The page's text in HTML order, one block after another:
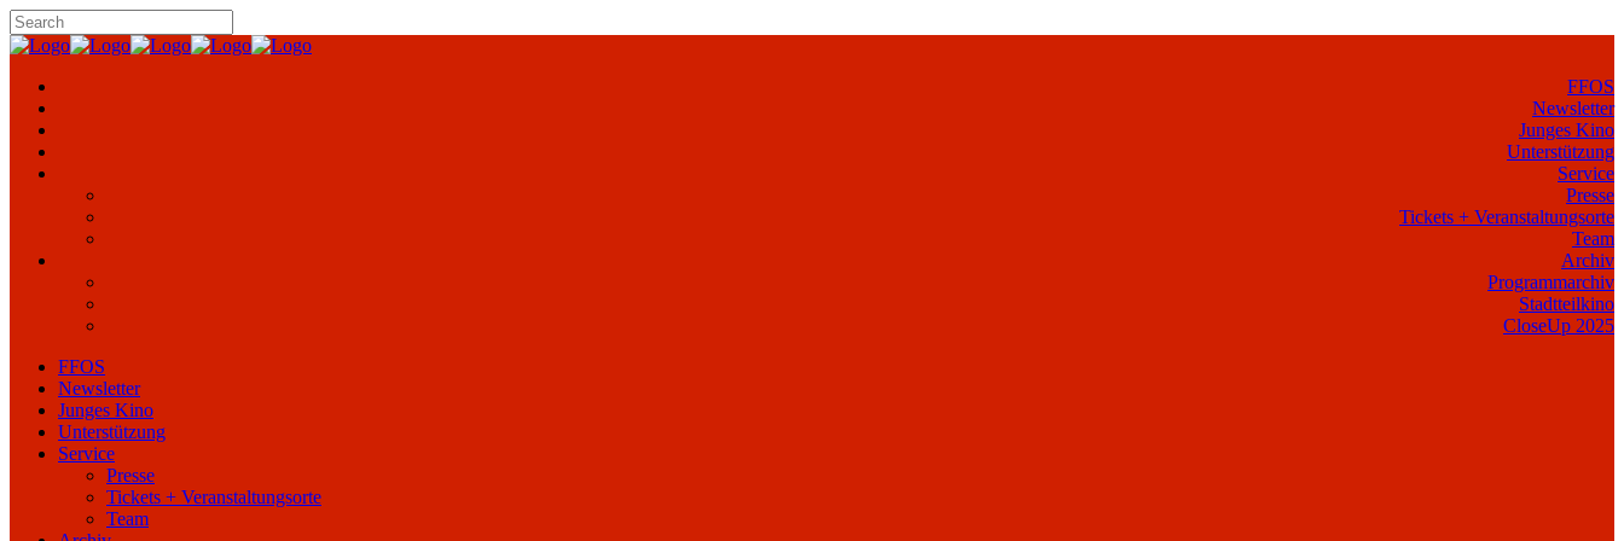
FFOS
Newsletter
Junges Kino
Unterstützung
Service
Presse
Tickets + Veranstaltungsorte
Team
Archiv
Programmarchiv
Stadtteilkino
CloseUp 2025
FFOS
Newsletter
Junges Kino
Unterstützung
Service
Presse
Tickets + Veranstaltungsorte
Team